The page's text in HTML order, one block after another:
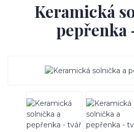
Keramická
pepřenka